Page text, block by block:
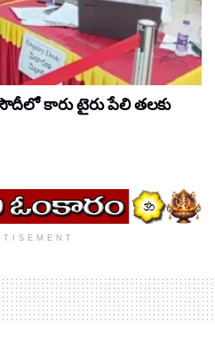
కారు టైరు పేలి తలకు